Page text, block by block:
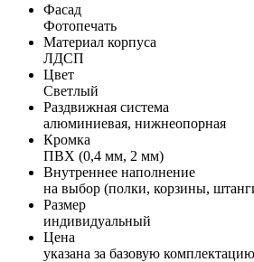
Фасад
Фотопечать
Материал корпуса
ЛДСП
Цвет
Светлый
Раздвижная система
алюминиевая, нижнеопорная
Кромка
ПВХ (0,4 мм, 2 мм)
Внутреннее наполнение
на выбор (полки, корзины,
Размер
индивидуальный
Цена
указана за базовую комплектацию